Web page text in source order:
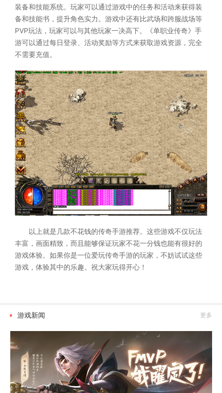
装备和技能系统。玩家可以通过游戏中的任务和活动来获得装
备和技能书，提升角色实力。游戏中还有比武场和跨服战场等
PVP玩法，玩家可以与其他玩家一决高下。《单职业传奇》手
游可以通过每日登录、活动奖励等方式来获取游戏资源，完全
不需要充值。
以上就是几款不花钱的传奇手游推荐。这些游戏不仅玩法
丰富，画面精致，而且能够保证玩家不花一分钱也能有很好的
游戏体验。如果你是一位爱玩传奇手游的玩家，不妨试试这些
游戏，体验其中的乐趣。祝大家玩得开心！
游戏新闻 更多